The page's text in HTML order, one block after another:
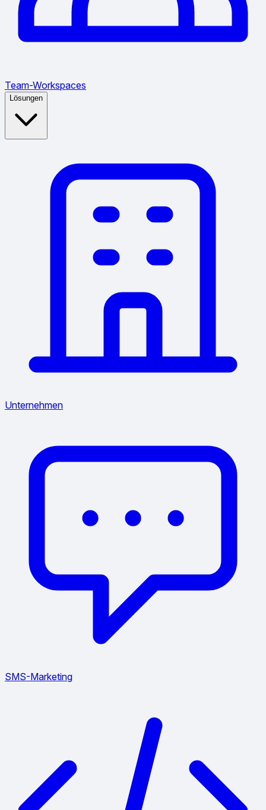
Team-Workspaces
Lösungen
Unternehmen
SMS-Marketing